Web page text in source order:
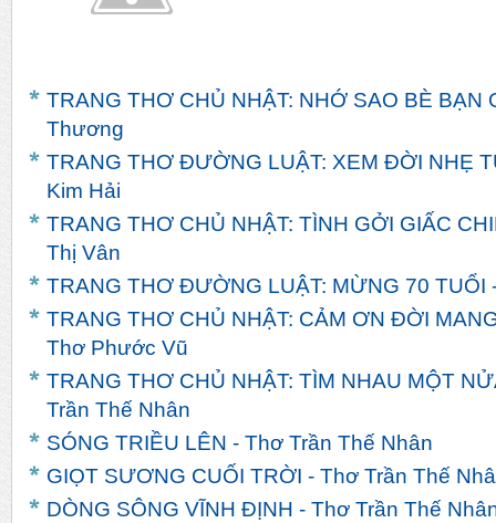
TRANG THƠ CHỦ NHẬT: NHỚ SAO BÈ BẠN
Thương
TRANG THƠ ĐƯỜNG LUẬT: XEM ĐỜI NHẸ
Kim Hải
TRANG THƠ CHỦ NHẬT: TÌNH GỞI GIẤC
Thị Vân
TRANG THƠ ĐƯỜNG LUẬT: MỪNG 70 TUỔI
TRANG THƠ CHỦ NHẬT: CẢM ƠN ĐỜI
Thơ Phước Vũ
TRANG THƠ CHỦ NHẬT: TÌM NHAU MỘT
Trần Thế Nhân
SÓNG TRIỀU LÊN - Thơ Trần Thế Nhân
GIỌT SƯƠNG CUỐI TRỜI - Thơ Trần Thế
DÒNG SÔNG VĨNH ĐỊNH - Thơ Trần Thế